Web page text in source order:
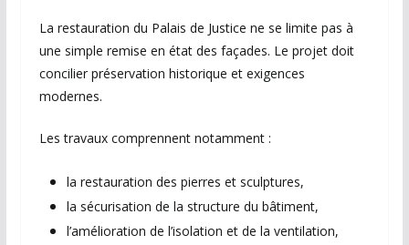
La restauration du Palais de Justice ne se limite pas à
une simple remise en état des façades. Le projet doit
concilier préservation historique et exigences
modernes.
Les travaux comprennent notamment :
la restauration des pierres et sculptures,
la sécurisation de la structure du bâtiment,
l’amélioration de l’isolation et de la ventilation,